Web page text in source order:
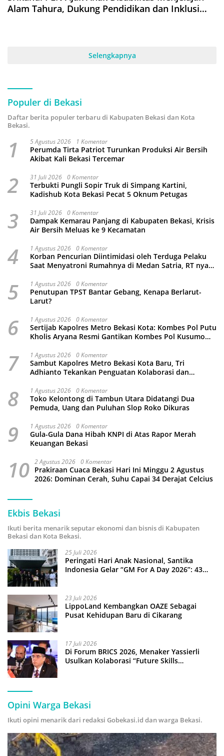
Alam Tahura, Dukung Pendidikan dan Inklusi
Selengkapnya
Populer di Bekasi
Daftar berita populer terbaru di Kabupaten Bekasi dan Kota
Bekasi.
1 5 Agustus 2026 1 Komentar
Perumda Tirta Patriot Turunkan Produksi Air Bersih
Akibat Kali Bekasi Tercemar
2 31 Juli 2026 0 Komentar
Terbukti Pungli Sopir Truk di Simpang Kartini,
Kadishub Kota Bekasi Pecat 5 Oknum Petugas
3 31 Juli 2026 0 Komentar
Dampak Kemarau Panjang di Kabupaten Bekasi, Krisis
Air Bersih Meluas ke 9 Kecamatan
4 1 Agustus 2026 0 Komentar
Korban Pencurian Diintimidasi oleh Terduga Pelaku
Saat Menyatroni Rumahnya di Medan Satria, RT nya
5 1 Agustus 2026 0 Komentar
Penutupan TPST Bantar Gebang, Kenapa Berlarut-
Larut?
6 1 Agustus 2026 0 Komentar
Sertijab Kapolres Metro Bekasi Kota: Kombes Pol Putu
Kholis Aryana Resmi Gantikan Kombes Pol Kusumo
7 1 Agustus 2026 0 Komentar
Sambut Kapolres Metro Bekasi Kota Baru, Tri
Adhianto Tekankan Penguatan Kolaborasi dan
8 1 Agustus 2026 0 Komentar
Toko Kelontong di Tambun Utara Didatangi Dua
Pemuda, Uang dan Puluhan Slop Roko Dikuras
9 1 Agustus 2026 0 Komentar
Gula-Gula Dana Hibah KNPI di Atas Rapor Merah
Keuangan Bekasi
10 2 Agustus 2026 0 Komentar
Prakiraan Cuaca Bekasi Hari Ini Minggu 2 Agustus
2026: Dominan Cerah, Suhu Capai 34 Derajat Celcius
Ekbis Bekasi
Ikuti berita menarik seputar ekonomi dan bisnis di Kabupaten
Bekasi dan Kota Bekasi.
25 Juli 2026
Peringati Hari Anak Nasional, Santika
Indonesia Gelar “GM For A Day 2026”: 43
23 Juli 2026
LippoLand Kembangkan OAZE Sebagai
Pusat Kehidupan Baru di Cikarang
17 Juli 2026
Di Forum BRICS 2026, Menaker Yassierli
Usulkan Kolaborasi “Future Skills
Opini Warga Bekasi
Ikuti opini menarik dari redaksi Gobekasi.id dan warga Bekasi.